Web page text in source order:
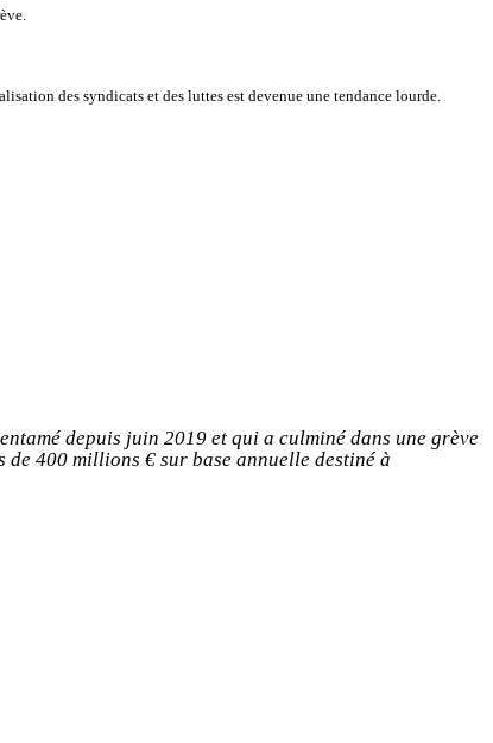
des syndicats et des luttes est devenue une tendance lourde.
depuis juin 2019 et qui a culminé dans une grève
400 millions € sur base annuelle destiné à